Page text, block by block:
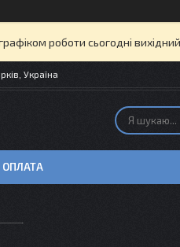
роботи сьогодні
Україна
ОПЛАТА